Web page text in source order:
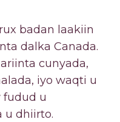
badan laakiin
dalka Canada.
cunyada,
iyo waqti u
fudud u
u dhiirto.